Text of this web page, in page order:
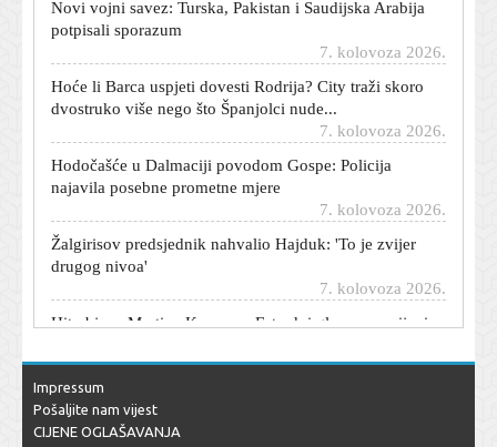
potpisali sporazum
dvostruko više nego što Španjolci nude...
7. kolovoza 2026.
najavila posebne prometne mjere
drugog nivoa'
radnim i osvojio pratitelje
Kod Prahova isplivali deseci nacističkih brodova: Hitler
ih je sam potopio
Impressum
Pošaljite nam vijest
CIJENE OGLAŠAVANJA